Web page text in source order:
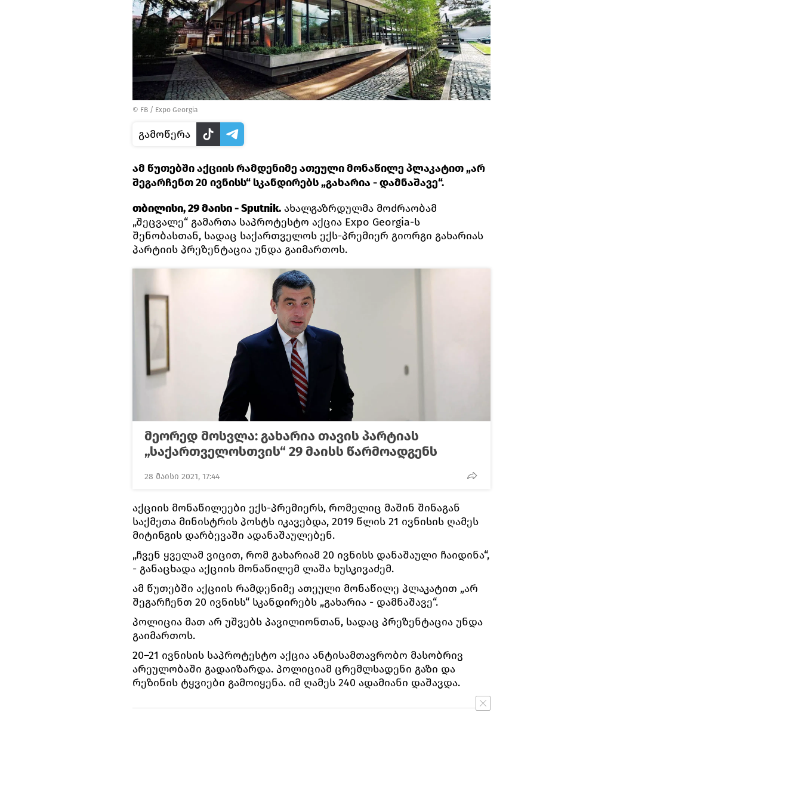
© FB / Expo Georgia
გამოწერა
ამ წუთებში აქციის რამდენიმე ათეული მონაწილე პლაკატით „არ
შეგარჩენთ 20 ივნისს“ სკანდირებს „გახარია - დამნაშავე“.
თბილისი, 29 მაისი - Sputnik. ახალგაზრდულმა მოძრაობამ
„შეცვალე“ გამართა საპროტესტო აქცია Eхpo Georgia-ს
შენობასთან, სადაც საქართველოს ექს-პრემიერ გიორგი გახარიას
პარტიის პრეზენტაცია უნდა გაიმართოს.
მეორედ მოსვლა: გახარია თავის პარტიას
„საქართველოსთვის“ 29 მაისს წარმოადგენს
28 მაისი 2021, 17:44
აქციის მონაწილეები ექს-პრემიერს, რომელიც მაშინ შინაგან
საქმეთა მინისტრის პოსტს იკავებდა, 2019 წლის 21 ივნისის ღამეს
მიტინგის დარბევაში ადანაშაულებენ.
„ჩვენ ყველამ ვიცით, რომ გახარიამ 20 ივნისს დანაშაული ჩაიდინა“,
- განაცხადა აქციის მონაწილემ ლაშა ხუსკივაძემ.
ამ წუთებში აქციის რამდენიმე ათეული მონაწილე პლაკატით „არ
შეგარჩენთ 20 ივნისს“ სკანდირებს „გახარია - დამნაშავე“.
პოლიცია მათ არ უშვებს პავილიონთან, სადაც პრეზენტაცია უნდა
გაიმართოს.
20–21 ივნისის საპროტესტო აქცია ანტისამთავრობო მასობრივ
არეულობაში გადაიზარდა. პოლიციამ ცრემლსადენი გაზი და
რეზინის ტყვიები გამოიყენა. იმ ღამეს 240 ადამიანი დაშავდა.